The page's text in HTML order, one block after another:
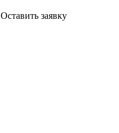
Оставить заявку